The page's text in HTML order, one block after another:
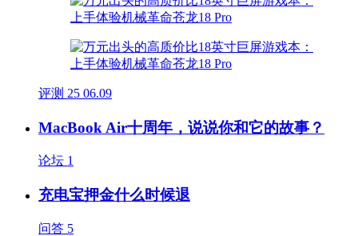
评测 25 06.09
MacBook Air十周年，说说你和它的故事？
论坛 1
充电宝押金什么时候退
问答 5